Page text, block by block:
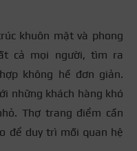
khuôn mặt và phong
cả mọi người, tìm ra
không hề đơn giản.
những khách hàng khó
Thợ trang điểm cần
để duy trì mối quan hệ